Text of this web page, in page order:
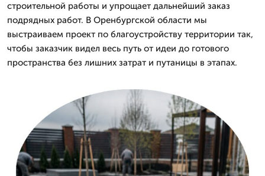
строительной работы и упрощает дальнейший заказ
подрядных работ. В Оренбургской области мы
выстраиваем проект по благоустройству территории так,
чтобы заказчик видел весь путь от идеи до готового
пространства без лишних затрат и путаницы в этапах.